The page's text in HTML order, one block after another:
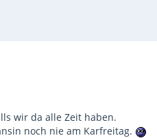
wir da alle Zeit haben.
noch nie am Karfreitag.